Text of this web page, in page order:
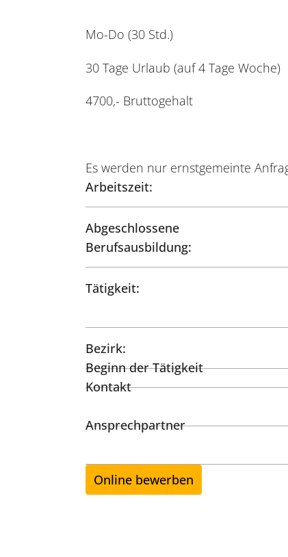
Mo-Do (30 Std.)
30 Tage Urlaub (auf 4 Tage Woche)
4700,- Bruttogehalt
Es werden nur ernstgemeinte
Arbeitszeit:
Abgeschlossene
Berufsausbildung:
Tätigkeit:
Bezirk:
Beginn der Tätigkeit
Kontakt
Ansprechpartner
Online bewerben